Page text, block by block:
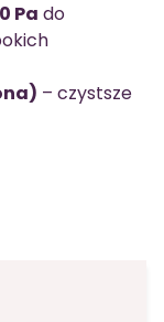
Pa do
– czystsze